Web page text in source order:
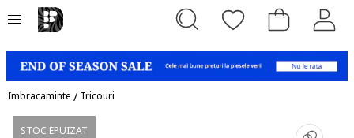
Imbracaminte / Tricouri
STOC EPUIZAT